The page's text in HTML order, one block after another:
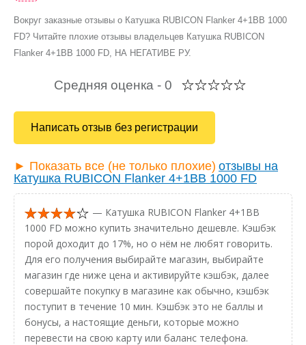
Вокруг заказные отзывы о Катушка RUBICON Flanker 4+1BB 1000
FD? Читайте плохие отзывы владельцев Катушка RUBICON
Flanker 4+1BB 1000 FD, НА НЕГАТИВЕ РУ.
Средняя оценка - 0
Написать отзыв без регистрации
► Показать все (не только плохие) отзывы на
Катушка RUBICON Flanker 4+1BB 1000 FD
— Катушка RUBICON Flanker 4+1BB
1000 FD можно купить значительно дешевле. Кэшбэк
порой доходит до 17%, но о нём не любят говорить.
Для его получения выбирайте магазин, выбирайте
магазин где ниже цена и активируйте кэшбэк, далее
совершайте покупку в магазине как обычно, кэшбэк
поступит в течение 10 мин. Кэшбэк это не баллы и
бонусы, а настоящие деньги, которые можно
перевести на свою карту или баланс телефона.